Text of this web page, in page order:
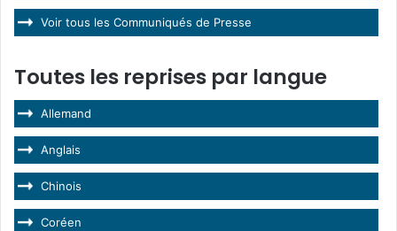
Voir tous les Communiqués de Presse
Toutes les reprises par langue
Allemand
Anglais
Chinois
Coréen